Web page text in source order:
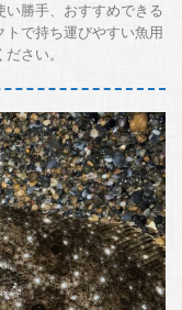
勝手、おすすめできる
で持ち運びやすい魚用
さい。